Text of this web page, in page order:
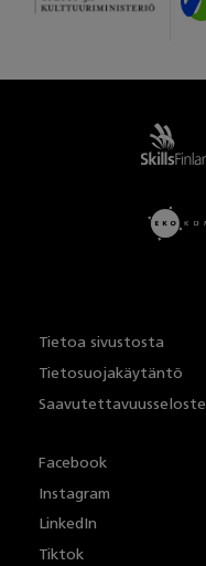
Tietoa sivustosta
Tietosuojakäytäntö
Saavutettavuusseloste
Facebook
Instagram
LinkedIn
Tiktok